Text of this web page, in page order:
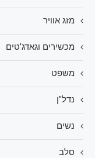
מזג אוויר
מכשירים וגאדג'טים
משפט
נדל"ן
נשים
סלב